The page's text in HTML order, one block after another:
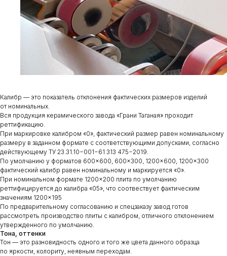
Калибр — это показатель отклонения фактических размеров изделий
от номинальных.
Вся продукция керамического завода «Грани Таганая» проходит
реттификацию.
При маркировке калибром «0», фактический размер равен номинальному
размеру в заданном формате с соответствующими допусками, согласно
действующему ТУ 23.31.10−001−61 313 475−2019.
По умолчанию у форматов 600×600, 600×300, 1200×600, 1200×300
фактический калибр равен номинальному и маркируется «0».
При номинальном формате 1200×200 плита по умолчанию
реттифицируется до калибра «05», что соотвествует фактическим
значениям 1200×195
По предварительному согласованию и спецзаказу завод готов
рассмотреть производство плиты с калибром, отличного отклонением
утвержденного по умолчанию.
Тона, оттенки
Тон — это разновидность одного и того же цвета данного образца
по яркости, колориту, неявным переходам.